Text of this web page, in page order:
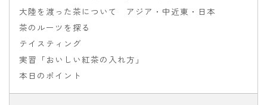
大陸を渡った茶について アジア・中近東・日本
茶のルーツを探る
テイスティング
実習「おいしい紅茶の入れ方」
本日のポイント